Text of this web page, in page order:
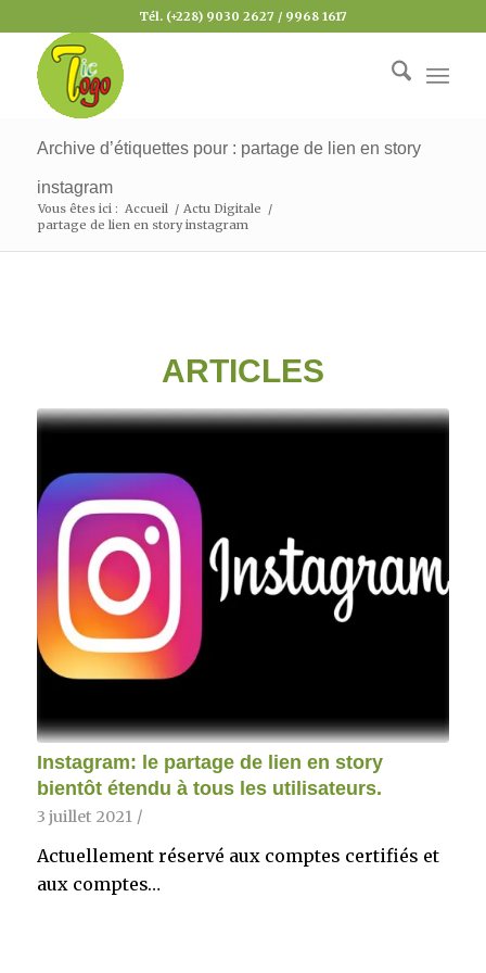
Tél. (+228) 9030 2627 / 9968 1617
Archive d’étiquettes pour : partage de lien en story
instagram
Vous êtes ici : Accueil / Actu Digitale /
partage de lien en story instagram
ARTICLES
Instagram: le partage de lien en story
bientôt étendu à tous les utilisateurs.
3 juillet 2021 /
Actuellement réservé aux comptes certifiés et
aux comptes…